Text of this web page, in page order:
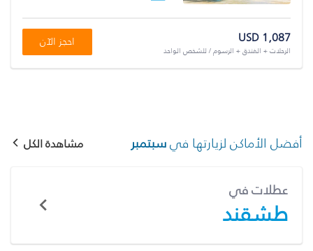
USD 1,087
الرحلات + الفندق + الرسوم / للشخص الواحد
احجز الآن
أفضل الأماكن لزيارتها فيسبتمبر مشاهدة الكل
عطلات في
طشقند